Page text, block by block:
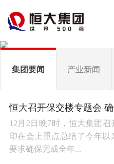
集团要闻 产业新闻
恒大召开保交楼专题会
12月2日晚7时，恒大集团
印在会上重点总结了今年
要求确保完成全年...